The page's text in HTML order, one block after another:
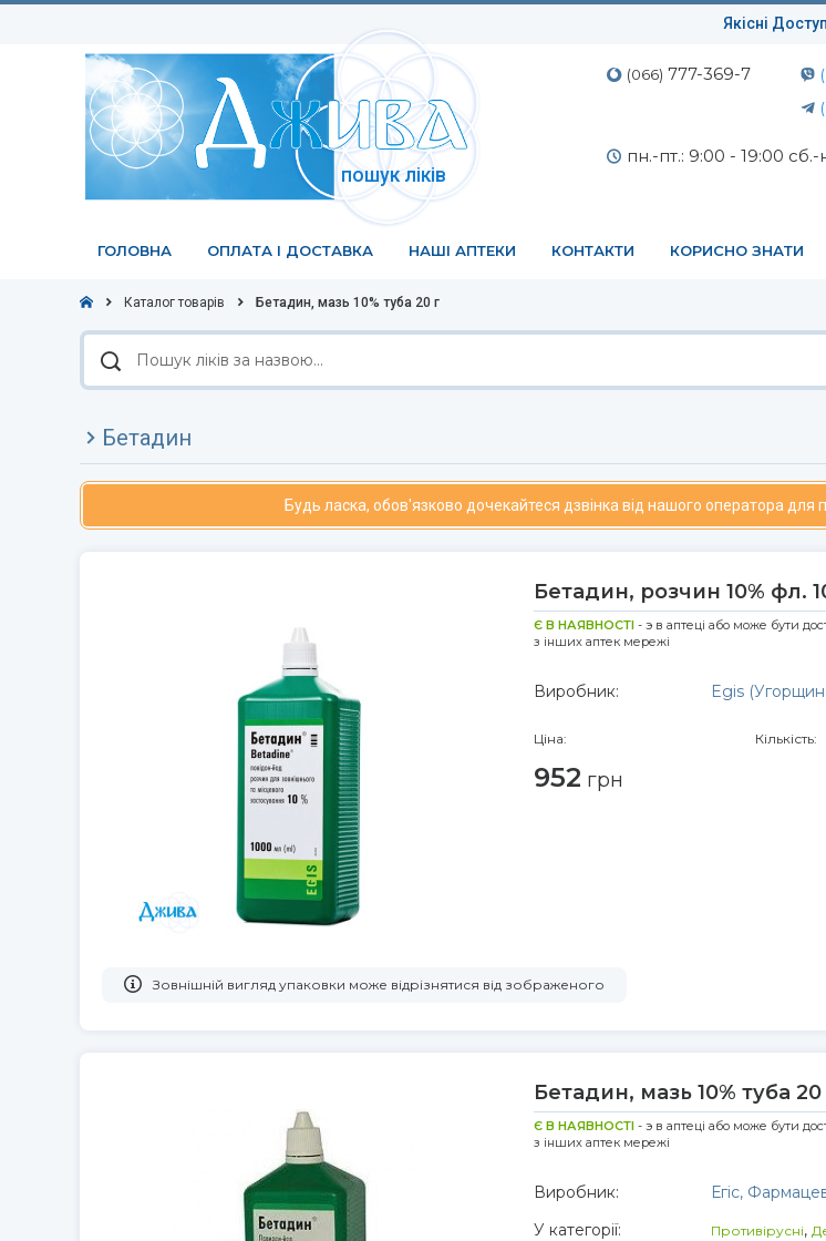
Якісні
пошук ліків
(066) 777-369-7
пн.-пт.: 9:00 - 19:00
ГОЛОВНА ОПЛАТА І ДОСТАВКА НАШІ АПТЕКИ КОНТАКТИ КОРИСНО ЗНАТИ
Каталог товарів Бетадин, мазь 10% туба 20 г
Пошук
ліків
за
Бетадин
Будь ласка, обов'язково дочекайтеся дзвінка від нашого оператора
Бетадин, розчин 10% фл.
Є В НАЯВНОСТІ - э в аптеці або може бути
з інших аптек мережі
Виробник: Egis
Ціна:
952 грн
Кількість:
Зовнішній вигляд упаковки може відрізнятися від зображеного
Бетадин, мазь 10% туба 20
Є В НАЯВНОСТІ - э в аптеці або може бути
з інших аптек мережі
Виробник:
Егіс,
У категорії:
Противірусні,